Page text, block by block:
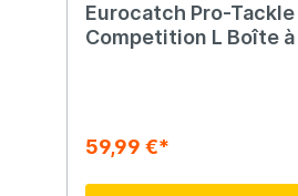
Eurocatch Pro-Tackle
Competition L Boîte
59,99 €*